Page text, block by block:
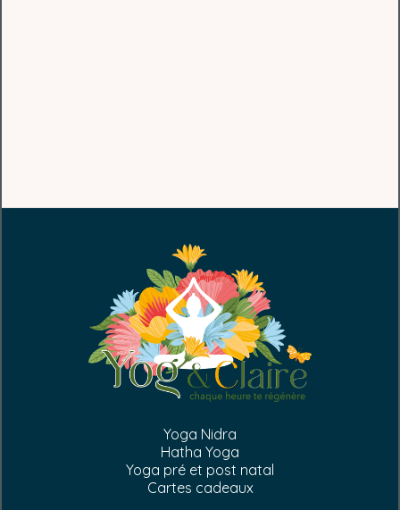
Yoga Nidra
Hatha Yoga
Yoga pré et post natal
Cartes cadeaux